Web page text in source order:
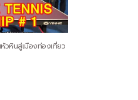
วหินสู่เมืองท่องเที่ยว